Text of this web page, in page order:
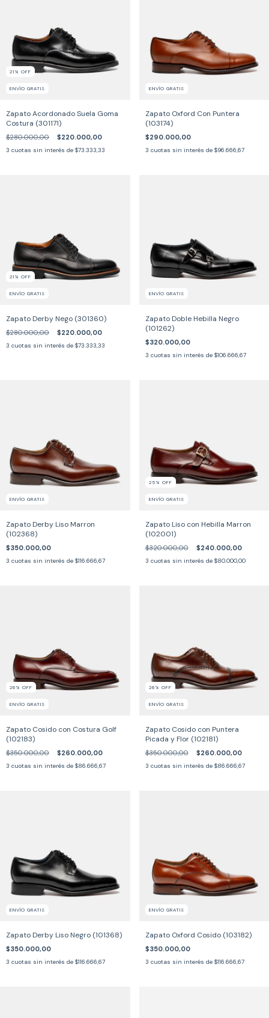
21 % OFF
ENVÍO GRATIS
Zapato Acordonado Suela Goma
Costura (301171)
$280.000,00 $220.000,00
3 cuotas sin interés de $73.333,33
ENVÍO GRATIS
Zapato Oxford Con Puntera
(103174)
$290.000,00
3 cuotas sin interés de $96.666,67
21 % OFF
ENVÍO GRATIS
Zapato Derby Nego (301360)
$280.000,00 $220.000,00
3 cuotas sin interés de $73.333,33
ENVÍO GRATIS
Zapato Doble Hebilla Negro
(101262)
$320.000,00
3 cuotas sin interés de $106.666,67
ENVÍO GRATIS
Zapato Derby Liso Marron
(102368)
$350.000,00
3 cuotas sin interés de $116.666,67
25 % OFF
ENVÍO GRATIS
Zapato Liso con Hebilla Marron
(102001)
$320.000,00 $240.000,00
3 cuotas sin interés de $80.000,00
26 % OFF
ENVÍO GRATIS
Zapato Cosido con Costura Golf
(102183)
$350.000,00 $260.000,00
3 cuotas sin interés de $86.666,67
26 % OFF
ENVÍO GRATIS
Zapato Cosido con Puntera
Picada y Flor (102181)
$350.000,00 $260.000,00
3 cuotas sin interés de $86.666,67
ENVÍO GRATIS
Zapato Derby Liso Negro (101368)
$350.000,00
3 cuotas sin interés de $116.666,67
ENVÍO GRATIS
Zapato Oxford Cosido (103182)
$350.000,00
3 cuotas sin interés de $116.666,67